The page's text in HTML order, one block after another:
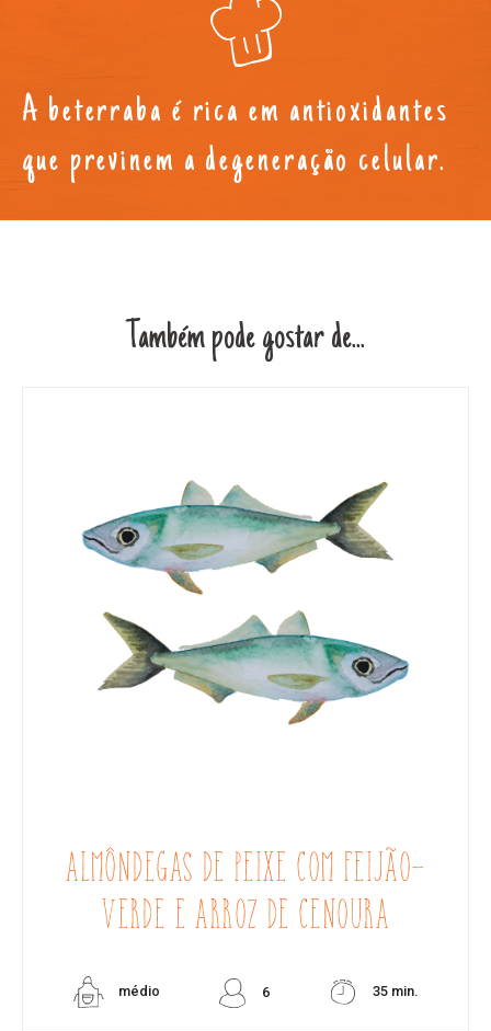
A beterraba é rica em antioxidantes
que previnem a degeneração celular.
Também pode gostar de...
ALMÔNDEGAS DE PEIXE COM FEIJÃO-
VERDE E ARROZ DE CENOURA
médio 6 35 min.